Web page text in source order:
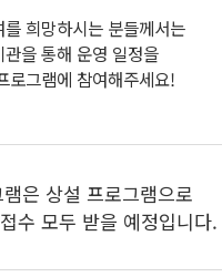
희망하시는 분들께서는
을 통해 운영 일정을
로그램에 참여해주세요!
은 상설 프로그램으로
수 모두 받을 예정입니다.